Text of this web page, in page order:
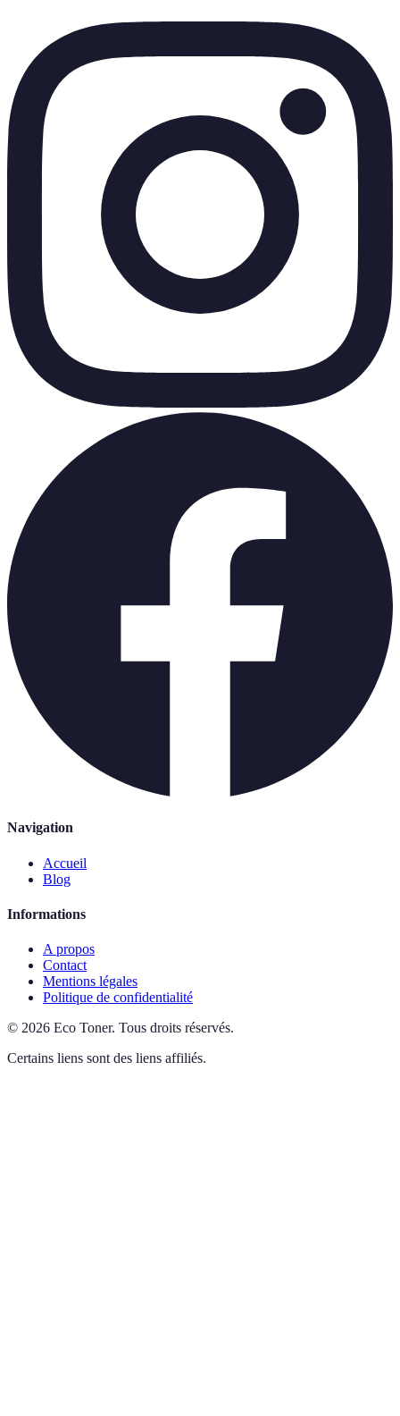
Navigation
Accueil
Blog
Informations
A propos
Contact
Mentions légales
Politique de confidentialité
© 2026 Eco Toner. Tous droits réservés.
Certains liens sont des liens affiliés.